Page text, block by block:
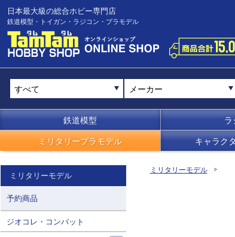
日本最大級の総合ホビー専門店
鉄道模型・トイガン・ラジコン・プラモデル
メーカー
鉄道模型 ラ
ミリタリープラモデル キャラク
ミリタリーモデル
ミリタリーモデル
予約商品
ジオコレ・コンバット